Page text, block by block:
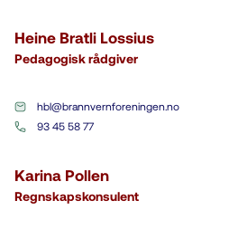
Heine Bratli Lossius
Pedagogisk rådgiver
hbl@brannvernforeningen.no
93 45 58 77
Karina Pollen
Regnskapskonsulent